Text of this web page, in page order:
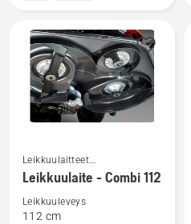
lisätietoja
tuotteesta
Leikkuulaite
Leikkuulaitteet
kuluttajakäyttöön
tarkoitetuille etuleikkureille
Leikkuulaite - Combi 112
Leikkuuleveys
112 cm